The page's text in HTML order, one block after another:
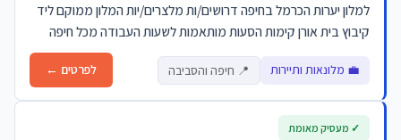
למלון יערות הכרמל בחיפה דרושים/ות מלצרים/יות המלון ממוקם ליד
קיבוץ בית אורן קימות הסעות מותאמות לשעות העבודה מכל חיפה
💼 מלונאות ותיירות 📍 חיפה והסביבה לפרטים ←
✓ מעסיק מאומת